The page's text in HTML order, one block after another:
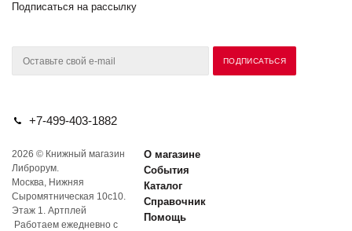
Подписаться на рассылку
+7-499-403-1882
2026 © Книжный магазин
Либрорум.
Москва, Нижняя
Сыромятническая 10с10.
Этаж 1. Артплей
Работаем ежедневно с
О магазине
События
Каталог
Справочник
Помощь